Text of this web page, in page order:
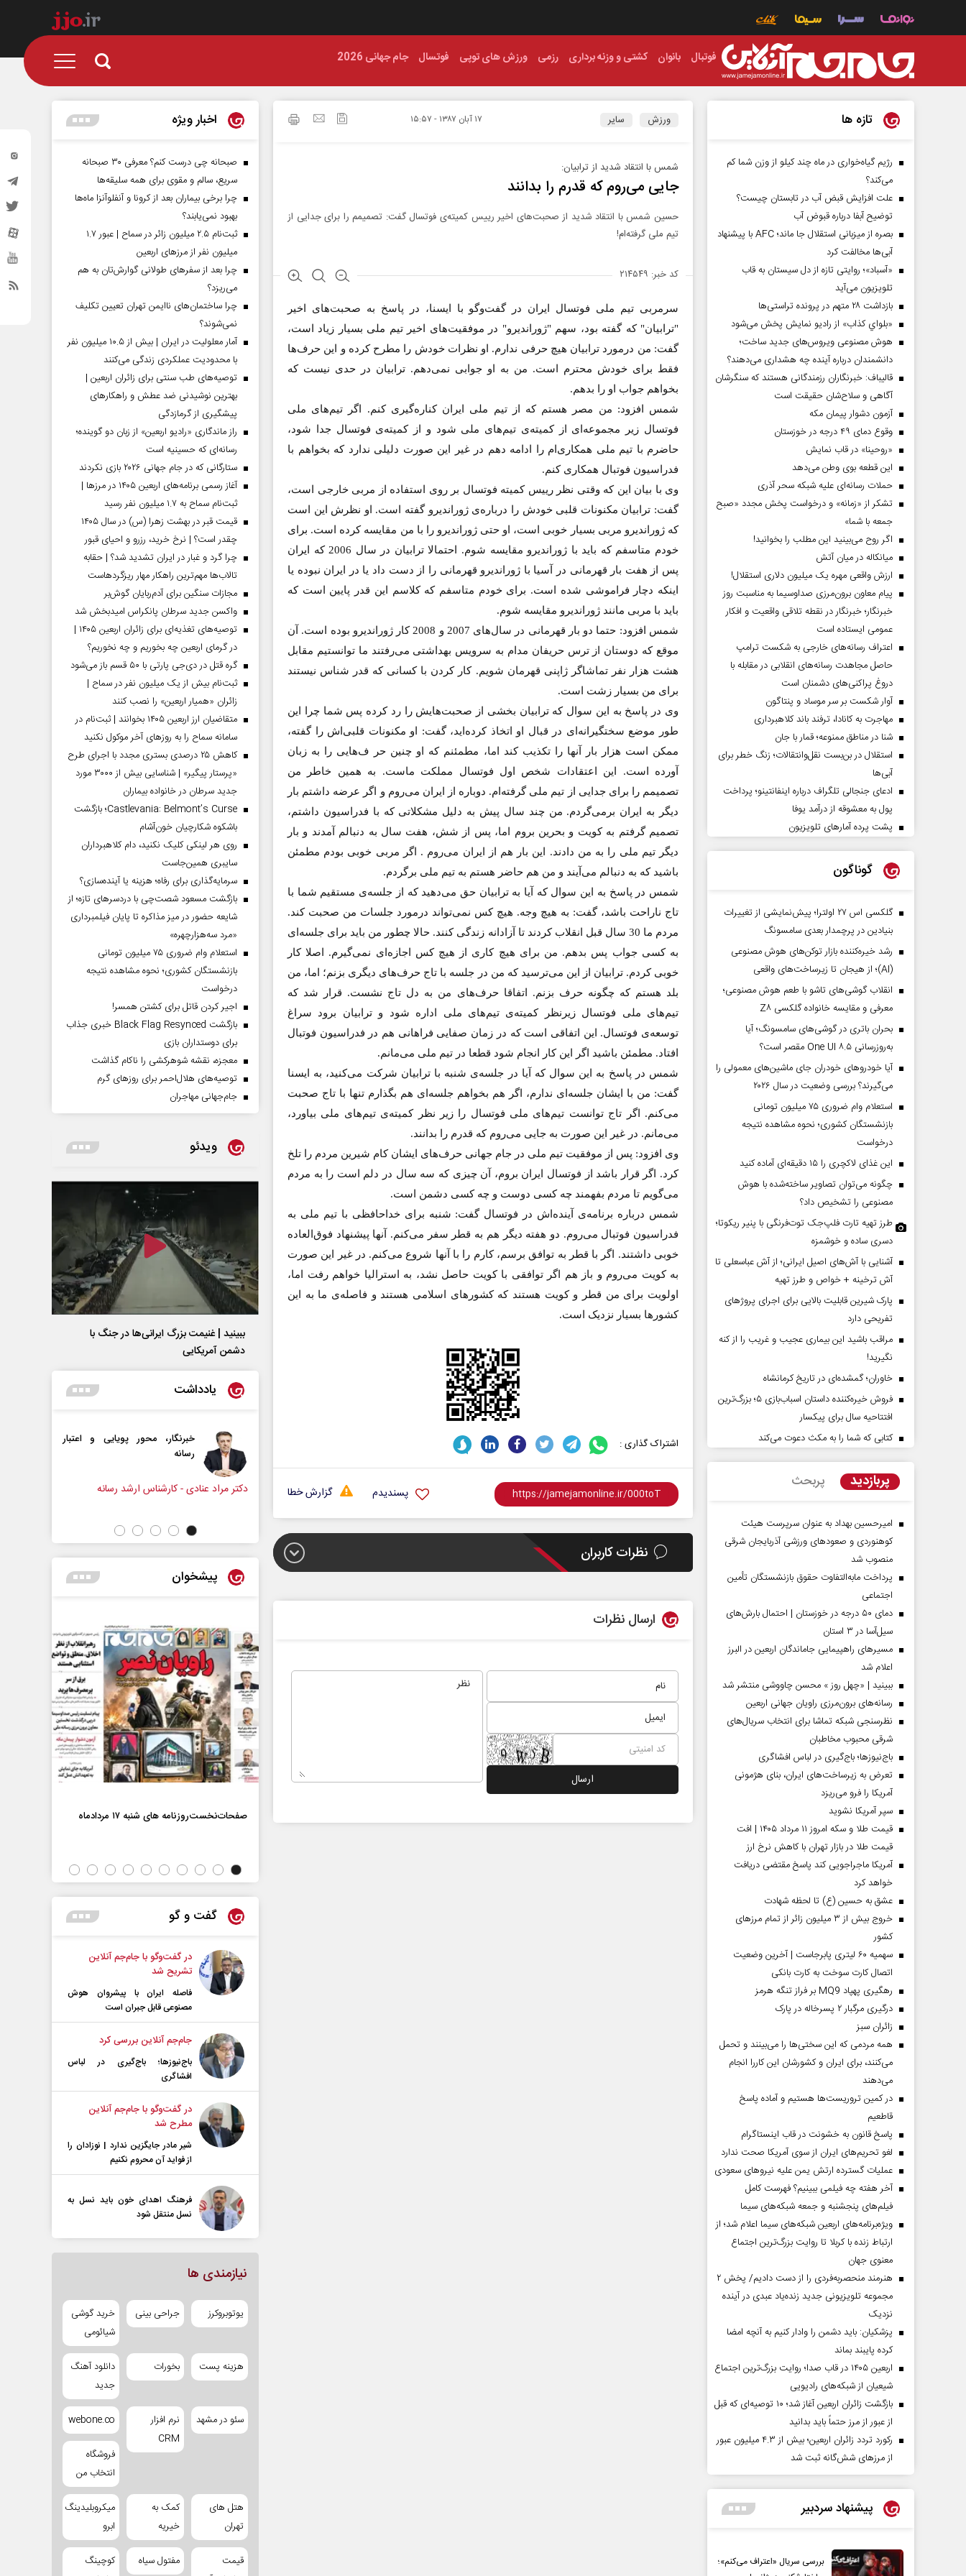
فوتبال بانوان کشتی و وزنه برداری رزمی ورزش های توپی فوتسال جام جهانی 2026
ورزش سایر ۱۷ آبان ۱۳۸۷ - ۱۵:۵۷
شمس با انتقاد شدید از ترابیان:
جایی می‌روم که قدرم را بدانند
حسین شمس با انتقاد شدید از صحبت‌های اخیر رییس کمیته‌ی فوتسال گفت: تصمیمم را برای جدایی از
تیم ملی گرفته‌ام!
کد خبر: ۲۱۴۵۴۹
سرمربی تیم ملی فوتسال ایران در گفت‌وگو با ایسنا، در پاسخ به صحبت‌های اخیر
"ترابیان" که گفته بود، سهم "ژوراندیرو" در موفقیت‌های اخیر تیم ملی بسیار زیاد است،
گفت: من درمورد ترابیان هیچ حرفی ندارم. او نظرات خودش را مطرح کرده و این حرف‌ها
فقط برای خودش محترم است. من به او جوابی نمی‌دهم. ترابیان در حدی نیست که
بخواهم جواب او را بدهم.
شمس افزود: من مصر هستم که از تیم ملی ایران کناره‌گیری کنم. اگر تیم‌های ملی
فوتسال زیر مجموعه‌ای از کمیته‌ی تیم‌های ملی شود و از کمیته‌ی فوتسال جدا شود،
حاضرم با تیم ملی همکاری‌ام را ادامه دهم در غیر این صورت دلیلی ندارد که بخواهم با
فدراسیون فوتبال همکاری کنم.
وی با بیان این که وقتی نظر رییس کمیته‌ فوتسال بر روی استفاده از مربی خارجی است،
گفت: ترابیان مکنونات قلبی خودش را درباره‌ی ژوراندیرو گفته است. او نظرش این است
که ژوراندیرو مربی بسیار خوبی است، او حتی ژوراندیرو را با من مقایسه کرده است. برای
خودم متاسفم که باید با ژوراندیرو مقایسه شوم. احتمالا ترابیان در سال 2006 که ایران
پس از هفت بار قهرمانی در آسیا با ژوراندیرو قهرمانی را از دست داد یا در ایران نبوده یا
اینکه دچار فراموشی شده است. برای خودم متاسفم که کلاسم این قدر پایین است که
باید با مربی مانند ژوراندیرو مقایسه شوم.
شمس افزود: حتما دو بار قهرمانی در سال‌های 2007 و 2008 کار ژوراندیرو بوده است. آن
موقع که دوستان از ترس حریفان مدام به سرویس بهداشتی می‌رفتند ما توانستیم مقابل
هشت هزار نفر تماشاگر ژاپنی قهرمان شویم. کار کردن با کسانی که قدر شناس نیستند
برای من بسیار زشت است.
وی در پاسخ به این سوال که ترابیان بخشی از صحبت‌هایش را رد کرده پس شما چرا این
طور موضع سختگیرانه‌ای در قبال او اتخاذ کرده‌اید، گفت: او مکنونات قلبی‌اش را گفته،
ممکن است هزار بار آنها را تکذیب کند اما، مطمئنم که او چنین حر ف‌هایی را به زبان
آورده است. این اعتقادات شخص اول فوتسال مملکت ماست. به همین خاطر من
تصمیمم را برای جدایی از تیم ملی گرفته‌ام. دوباره از ایران می‌روم و اگر عرضه داشتم بار
دیگر به ایران برمی‌گردم. من چند سال پیش به دلیل مشکلاتی که با فدراسیون داشتم،
تصمیم گرفتم به کویت و بحرین بروم اما، پس از شش، هفت سال به دنبالم آمدند و بار
دیگر تیم ملی را به من دادند. این بار هم از ایران می‌روم . اگر مربی خوبی بودم مطمئن
باشید که به دنبالم می‌آیند و من هم حاضر هستم به تیم ملی برگردم.
شمس در پاسخ به این سوال که آیا به ترابیان حق می‌دهید که از جلسه‌ی مستقیم شما با
تاج ناراحت باشد، گفت: به هیچ وجه. هیچ کس نمی‌تواند درمورد جلسات من صحبت کند.
مردم ما 30 سال قبل انقلاب کردند تا آزادانه زندگی کنند. حالا چطور من باید برای جلسه‌ای
به کسی جواب پس بدهم. من برای هیچ کاری از هیچ کس اجازه‌ای نمی‌گیرم. اصلا کار
خوبی کردم. ترابیان از این می‌ترسید که من در جلسه با تاج حرف‌های دیگری بزنم؛ اما، من
بلد هستم که چگونه حرف بزنم. اتفاقا حرف‌های من به دل تاج نشست. قرار شد که
تیم‌های ملی فوتسال زیرنظر کمیته‌ی تیم‌های ملی اداره شود و ترابیان برود سراغ
توسعه‌ی فوتسال. این اتفاقی است که در زمان صفایی فراهانی هم در فدراسیون فوتبال
افتاد. مطمئن باشید اگر این کار انجام شود قطعا در تیم ملی می‌مانم.
شمس در پاسخ به این سوال که آیا در جلسه‌ی شنبه با ترابیان شرکت می‌کنید، به ایسنا
گفت: من با ایشان جلسه‌ای ندارم، اگر هم بخواهم جلسه‌ای هم بگذارم تنها با تاج صحبت
می‌کنم. اگر تاج توانست تیم‌های ملی فوتسال را زیر نظر کمیته‌ی تیم‌های ملی بیاورد،
می‌مانم. در غیر این صورت به جایی می‌روم که قدرم را بدانند.
وی افزود: پس از موفقیت تیم ملی در جام جهانی حرف‌های ایشان کام شیرین مردم را تلخ
کرد. اگر قرار باشد از فوتسال ایران بروم، آن چیزی که سه سال در دلم است را به مردم
می‌گویم تا مردم بفهمند چه کسی دوست و چه کسی دشمن است.
شمس درباره‌ برنامه‌ی آینده‌اش در فوتسال گفت: شنبه برای خداحافظی با تیم ملی به
فدراسیون فوتبال می‌روم. دو هفته دیگر هم به قطر سفر می‌کنم. آنها پیشنهاد فوق‌العاده
خوبی داشتند. اگر با قطر به توافق برسم، کارم را با آنها شروع می‌کنم. در غیر این صورت
به کویت می‌روم و باز هم اگر توافقی با کویت حاصل نشد، به استرالیا خواهم رفت اما،
اولویت برای من قطر و کویت هستند که کشورهای اسلامی هستند و فاصله‌ی ما به این
کشورها بسیار نزدیک است.
اشتراک گذاری :
گزارش خطا پسندیدم
نظرات کاربران
ارسال نظرات
تازه ها
رژیم گیاه‌خواری در ماه چند کیلو از وزن شما کم
می‌کند؟
علت افزایش قبض آب در تابستان چیست؟
توضیح آبفا درباره قبوض آب
بصره از میزبانی استقلال جا ماند؛ AFC با پیشنهاد
آبی‌ها مخالفت کرد
«آسباد»؛ روایتی تازه از دل سیستان به قاب
تلویزیون می‌آید
بازداشت ۲۸ متهم در پرونده تراستی‌ها
«بلواي کذاب» از رادیو نمایش پخش می‌شود
هوش مصنوعی ویروس‌های جدید ساخت؛
دانشمندان درباره آینده چه هشداری می‌دهند؟
قالیباف: خبرنگاران رزمندگانی هستند که سنگرشان
آگاهی و سلاح‌شان حقیقت است
آزمون دشوار پیمان مکه
وقوع دمای ۴۹ درجه در خوزستان
«روحینا» در قاب نمایش
این قطعه بوی وطن می‌دهد
حملات رسانه‌ای علیه شبکه سحر آذری
تشکر از «زمانه» و درخواست پخش مجدد «صبح
جمعه با شما»
اگر روح می‌بینید این مطلب را بخوانید!
میانکاله در میان آتش
ارزش واقعی مهره یک میلیون دلاری استقلال!
پیام معاون برون‌مرزی صداوسیما به مناسبت روز
خبرنگار؛ خبرنگار در نقطه تلاقی واقعیت و افکار
عمومی ایستاده است
اعتراف رسانه‌های خارجی به شکست ترامپ
حاصل مجاهدت رسانه‌های انقلابی در مقابله با
دروغ پراکنی‌های دشمنان است
آوار شکست بر سر موساد و پنتاگون
مهاجرت به کانادا، ترفند باند کلاهبرداری
شنا در مناطق ممنوعه؛ قمار با جان
استقلال در بن‌بست نقل‌وانتقالات؛ زنگ خطر برای
آبی‌ها
ادعای جنجالی تلگراف درباره اینفانتینو؛ پرداخت
پول به معشوقه از درآمد یوفا
پشت پرده آمارهای تلویزیون
گوناگون
گلکسی اس ۲۷ اولترا؛ پیش‌نمایشی از تغییرات
بنیادین در پرچمدار بعدی سامسونگ
رشد خیره‌کننده بازار توکن‌های هوش مصنوعی
(AI)؛ از هیجان تا زیرساخت‌های واقعی
انقلاب گوشی‌های تاشو‌ با طعم هوش مصنوعی؛
معرفی و مقایسه خانواده گلکسی Z۸
بحران باتری در گوشی‌های سامسونگ؛ آیا
به‌روزرسانی One UI ۸.۵ مقصر است؟
آیا خودروهای خودران جای ماشین‌های معمولی را
می‌گیرند؟ بررسی وضعیت در سال ۲۰۲۶
استعلام وام ضروری ۷۵ میلیون تومانی
بازنشستگان کشوری؛ نحوه مشاهده نتیجه
درخواست
این غذای لاکچری را ۱۵ دقیقه‌ای آماده کنید
چگونه می‌توان تصاویر ساخته‌شده با هوش
مصنوعی را تشخیص داد؟
طرز تهیه تارت فلپ‌جک توت‌فرنگی با پنیر ریکوتا؛
دسری ساده و خوشمزه
آشنایی با آش‌های اصیل ایرانی؛ از آش عباسعلی تا
آش ترخینه + خواص و طرز تهیه
پارک شیرین قابلیت‌ بالایی برای اجرای پروژهای
تفریحی دارد
مراقب باشید این بیماری عجیب و غریب را از کنه
نگیرید!
خاوران؛ گمشده‌ای در تاریخ کرمانشاه
فروش خیره‌کننده داستان اسباب‌بازی ۵؛ بزرگ‌ترین
افتتاحیه سال برای پیکسار
کتابی که شما را به مکث دعوت می‌کند
پربازدید پربحث
امیرحسین بهداد به عنوان سرپرست هیئت
کوهنوردی و صعودهای ورزشی آذربایجان شرقی
منصوب شد
پرداخت مابه‌التفاوت حقوق بازنشستگان تأمین
اجتماعی
دمای ۵۰ درجه در خوزستان | احتمال بارش‌های
سیل‌آسا در ۳ استان
مسیر‌های راهپیمایی جاماندگان اربعین در البرز
اعلام شد
ببینید | «چهل روز » محسن چاووشی منتشر شد
رسانه‌های برون‌مرزی راویان جهانی اربعین
نظرسنجی شبکه تماشا برای انتخاب سریال‌های
شرقی محبوب مخاطبان
باج‌نیوزها؛ باج‌گیری در لباس افشاگری
تعرض به زیرساخت‌های ایران، بنای هژمونی
آمریکا را فرو می‌ریزد
سپر آمریکا نشوید
قیمت طلا و سکه امروز ۱۱ مرداد ۱۴۰۵ | افت
قیمت طلا در بازار تهران با کاهش نرخ ارز
آمریکا ماجراجویی کند پاسخ مقتضی دریافت
خواهد کرد
عشق به حسین (ع) تا لحظه شهادت
خروج بیش از ۳ میلیون زائر از تمام مرز‌های
کشور
سهمیه ۶۰ لیتری پابرجاست | آخرین وضعیت
اتصال کارت سوخت به کارت بانکی
رهگیری پهپاد MQ9 بر فراز تنگه هرمز
درگیری مرگبار ۲ پسرخاله در پارک
‌زائران سبز
همه مردمی که این سختی‌ها را می‌بینند و تحمل
می‌کنند، برای ایران و کشورشان این کاررا انجام
می‌دهند
در کمین تروریست‌ها هستیم و آماده پاسخ
قاطعیم
پاسخ قانون به خشونت در قاب اینستاگرام
لغو تحریم‌های ایران از سوی آمریکا صحت ندارد
عملیات گسترده ارتش یمن علیه نیروهای سعودی
آخر هفته چه فیلمی ببینیم؟ فهرست کامل
فیلم‌های پنجشنبه و جمعه شبکه‌های سیما
ویژه‌برنامه‌های اربعین شبکه‌های سیما اعلام شد؛ از
ارتباط زنده با کربلا تا روایت بزرگ‌ترین اجتماع
معنوی جهان
هنرمند منحصر‌به‌فردی را از دست دادیم/ پخش ۲
مجموعه تلویزیونی جدید زنده‌یاد عبدی در آینده
نزدیک
پزشکیان: باید دشمن را وادار کنیم به آنچه امضا
کرده پایبند بماند
اربعین ۱۴۰۵ در قاب صدا؛ روایت بزرگ‌ترین اجتماع
شیعیان از شبکه‌های رادیویی
بازگشت زائران اربعین آغاز شد؛ ۱۰ توصیه‌ای که قبل
از عبور از مرز حتماً باید بدانید
رکورد تردد زائران اربعین؛ بیش از ۴.۳ میلیون عبور
از مرزهای شش‌گانه ثبت شد
پیشنهاد سردبیر
بررسی سریال «اعتراف می‌کنم»؛
اخبار ویژه
صبحانه چی درست کنم؟ معرفی ۳۰ صبحانه
سریع، سالم و مقوی برای همه سلیقه‌ها
چرا برخی بیماران بعد از کرونا و آنفلوآنزا ماه‌ها
بهبود نمی‌یابند؟
ثبت‌نام ۲.۵ میلیون زائر در سماح | عبور ۱.۷
میلیون نفر از مرز‌های اربعین
چرا بعد از سفرهای طولانی گوارش‌تان به هم
می‌ریزد؟
چرا ساختمان‌های ناایمن تهران تعیین تکلیف
نمی‌شوند؟
آمار معلولیت در ایران | بیش از ۱۰.۵ میلیون نفر
با محدودیت عملکردی زندگی می‌کنند
توصیه‌های طب سنتی برای زائران اربعین |
بهترین نوشیدنی ضد عطش و راهکارهای
پیشگیری از گرمازدگی
راز ماندگاری «رادیو اربعین» از زبان دو گوینده؛
رسانه‌ای که حسینیه است
ستارگانی که در جام جهانی ۲۰۲۶ بازی نکردند
آغاز رسمی برنامه‌های اربعین ۱۴۰۵ در مرز‌ها |
ثبت‌نام سماح به ۱.۷ میلیون نفر رسید
قیمت قبر در بهشت زهرا (س) در سال ۱۴۰۵
چقدر است؟ | نرخ خرید، رزرو و احیای قبور
چرا گرد و غبار در ایران تشدید شد؟ | حقابه
تالاب‌ها مهم‌ترین راهکار مهار ریزگردهاست
مجازات سنگین برای آدم‌ربایان گوش‌بر
واکسن جدید سرطان پانکراس امیدبخش شد
توصیه‌های تغذیه‌ای برای زائران اربعین ۱۴۰۵ |
در گرمای اربعین چه بخوریم و چه نخوریم؟
گره قتل در دی‌جی پارتی با ۵۰ قسم باز می‌شود
ثبت‌نام بیش از یک میلیون نفر در سماح |
زائران «همیار اربعین» را نصب کنند
متقاضیان ارز اربعین ۱۴۰۵ بخوانند | ثبت‌نام در
سامانه سماح را به روز‌های آخر موکول نکنید
کاهش ۲۵ درصدی بستری مجدد با اجرای طرح
«پرستار پیگیر» | شناسایی بیش از ۳۰۰۰ مورد
جدید سرطان در خانواده بیماران
Castlevania: Belmont’s Curse؛ بازگشت
باشکوه شکارچیان خون‌آشام
روی هر لینکی کلیک نکنید، دام کلاهبرداران
سایبری همین‌جاست
سرمایه‌گذاری برای رفاه؛ هزینه یا آینده‌سازی؟
بازگشت مسعود شصت‌چی با دردسر‌های تازه؛ از
شایعه حضور در میز مذاکره تا پایان فیلمبرداری
«مرد سه‌هزارچهره»
استعلام وام ضروری ۷۵ میلیون تومانی
بازنشستگان کشوری؛ نحوه مشاهده نتیجه
درخواست
اجیر کردن قاتل برای کشتن همسر!
بازگشت Black Flag Resynced خبری جذاب
برای دوستداران بازی
معجزه، نقشه شوهرکشی را ناکام گذاشت
توصیه‌های هلال‌احمر برای روز‌های گرم
جام‌جهانی مهاجران
ویدئو
ببینید | غنیمت بزرگ ایرانی‌ها در جنگ با
دشمن آمریکایی
یادداشت
راوی حقیقتِ آرامش‌ بخش روز روایتگران حقیقت
دکتر حسین قرایی - مدیر کل روابط عمومی
ادامه جنگ برای آمریکا یعنی
شکست مفتضحانه
دکتر محمد باقر خرمشاد - استاد دانشگاه
خبرنگار، محور پویایی و اعتبار
دکتر مراد عنادی - کارشناس ارشد رسانه
دروازه‌بانی اندوه در
پیشخوان
صفحات نخست‌روزنامه‌ها‌ی‌چهارشنبه‌۷‌مردادماه صفحات نخست روزنامه ها‌ی‌سه‌شنبه ۶ مردادماه
صفحات‌نخست‌روزنامه ها‌ی شنبه ۱۷ مردادماه
گفت و گو
در گفت‌و‌گو با جام‌جم آنلاین
تشریح شد
فاصله ایران با پیشرو‌ان هوش
مصنوعی قابل جبران است
جام‌جم آنلاین بررسی کرد
باج‌نیوزها؛ باج‌گیری در لباس
افشاگری
در گفت‌و‌گو با جام‌جم آنلاین
مطرح شد
شیر مادر جایگزین ندارد | نوزادان را
از فواید آن محروم نکنیم
فرهنگ اهدای خون باید نسل به
نسل منتقل شود
نیازمندی ها
یوتوبروکرز جراحی بینی
خرید گوشی
شیائومی
هزینه پست بخورات
دانلود آهنگ
جدید
سئو در مشهد
نرم افزار
CRM
webone.co
فروشگاه
انتخاب من
هتل های
تهران
کمک به
خیریه
میکروبلیدینگ
ابرو
قیمت
مفتول سیاه
کوچینگ